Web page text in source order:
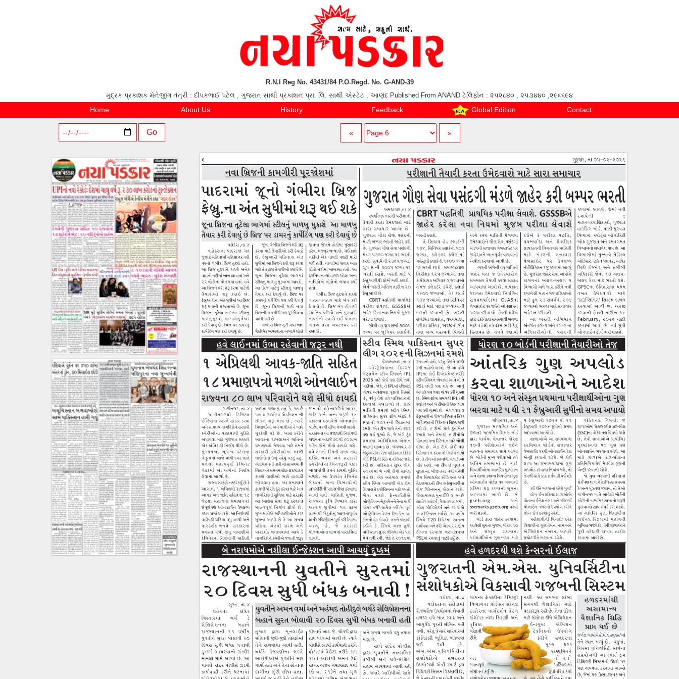
R.N.I Reg No. 43431/84 P.O.Regd. No. G-AND-39
મુદ્રક પ્રકાશક મેનેજીંગ તંત્રી : દીપકભાઈ પટેલ , ગુજરાત સાથી પ્રકાશન પ્રા. લિ. સાથી એસ્ટેટ , આણંદ Published From ANAND ટેલિફોન : ૨૫૨૮૪૦ , ૨૫૩૪૪૦ ,૨૯૬૬૯૪
Home About Us History Feedback Global Edition Contact
Go « »